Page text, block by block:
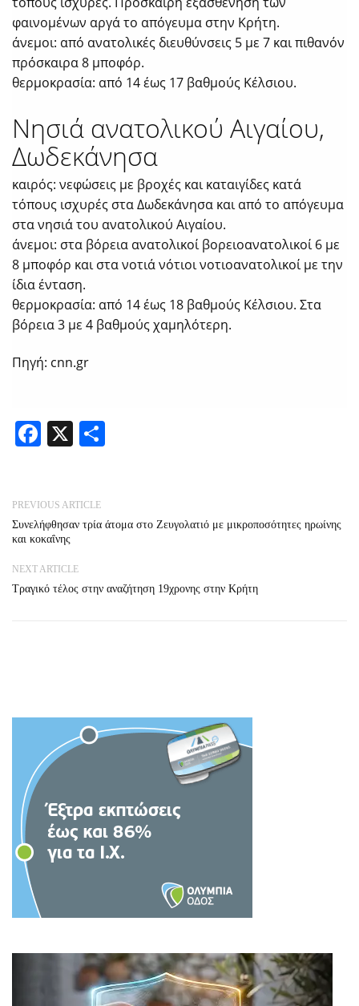
φαινομένων αργά το απόγευμα στην Κρήτη.
άνεμοι: από ανατολικές διευθύνσεις 5 με 7 και πιθανόν
πρόσκαιρα 8 μποφόρ.
θερμοκρασία: από 14 έως 17 βαθμούς Κέλσιου.
Νησιά ανατολικού Αιγαίου,
Δωδεκάνησα
καιρός: νεφώσεις με βροχές και καταιγίδες κατά
τόπους ισχυρές στα Δωδεκάνησα και από το απόγευμα
στα νησιά του ανατολικού Αιγαίου.
άνεμοι: στα βόρεια ανατολικοί βορειοανατολικοί 6 με
8 μποφόρ και στα νοτιά νότιοι νοτιοανατολικοί με την
ίδια ένταση.
θερμοκρασία: από 14 έως 18 βαθμούς Κέλσιου. Στα
βόρεια 3 με 4 βαθμούς χαμηλότερη.
Πηγή: cnn.gr
Facebook
X
PREVIOUS ARTICLE
Συνελήφθησαν τρία άτομα στο Ζευγολατιό με μικροποσότητες ηρωίνης
και κοκαΐνης
NEXT ARTICLE
Τραγικό τέλος στην αναζήτηση 19χρονης στην Κρήτη